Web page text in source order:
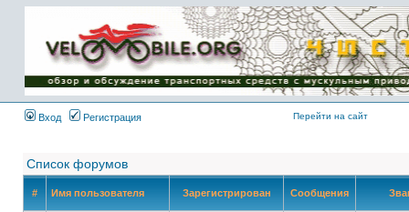
Имя пользователя:
Пароль:
{ LOG_ME_IN_SHORT
}
Вход
Регистрация Перейти на сайт
Список форумов
# Имя пользователя Зарегистрирован Сообщения